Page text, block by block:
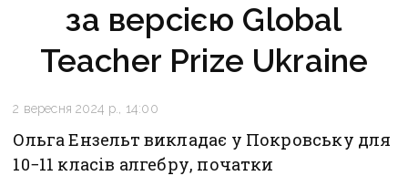
за версією Global
Teacher Prize Ukraine
2 вересня 2024 р., 14:00
Ольга Ензельт викладає у Покровську для
10−11 класів алгебру, початки